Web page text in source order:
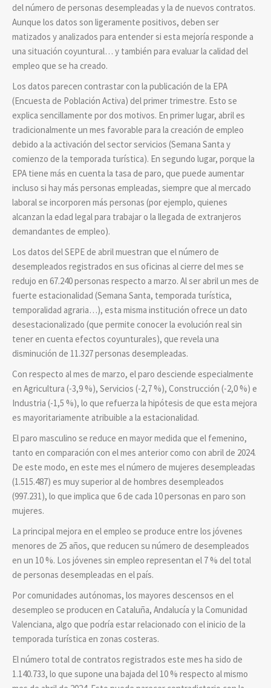
del número de personas desempleadas y la de nuevos contratos.
Aunque los datos son ligeramente positivos, deben ser
matizados y analizados para entender si esta mejoría responde a
una situación coyuntural… y también para evaluar la calidad del
empleo que se ha creado.
Los datos parecen contrastar con la publicación de la EPA
(Encuesta de Población Activa) del primer trimestre. Esto se
explica sencillamente por dos motivos. En primer lugar, abril es
tradicionalmente un mes favorable para la creación de empleo
debido a la activación del sector servicios (Semana Santa y
comienzo de la temporada turística). En segundo lugar, porque la
EPA tiene más en cuenta la tasa de paro, que puede aumentar
incluso si hay más personas empleadas, siempre que al mercado
laboral se incorporen más personas (por ejemplo, quienes
alcanzan la edad legal para trabajar o la llegada de extranjeros
demandantes de empleo).
Los datos del SEPE de abril muestran que el número de
desempleados registrados en sus oficinas al cierre del mes se
redujo en 67.240 personas respecto a marzo. Al ser abril un mes de
fuerte estacionalidad (Semana Santa, temporada turística,
temporalidad agraria…), esta misma institución ofrece un dato
desestacionalizado (que permite conocer la evolución real sin
tener en cuenta efectos coyunturales), que revela una
disminución de 11.327 personas desempleadas.
Con respecto al mes de marzo, el paro desciende especialmente
en Agricultura (-3,9 %), Servicios (-2,7 %), Construcción (-2,0 %) e
Industria (-1,5 %), lo que refuerza la hipótesis de que esta mejora
es mayoritariamente atribuible a la estacionalidad.
El paro masculino se reduce en mayor medida que el femenino,
tanto en comparación con el mes anterior como con abril de 2024.
De este modo, en este mes el número de mujeres desempleadas
(1.515.487) es muy superior al de hombres desempleados
(997.231), lo que implica que 6 de cada 10 personas en paro son
mujeres.
La principal mejora en el empleo se produce entre los jóvenes
menores de 25 años, que reducen su número de desempleados
en un 10 %. Los jóvenes sin empleo representan el 7 % del total
de personas desempleadas en el país.
Por comunidades autónomas, los mayores descensos en el
desempleo se producen en Cataluña, Andalucía y la Comunidad
Valenciana, algo que podría estar relacionado con el inicio de la
temporada turística en zonas costeras.
El número total de contratos registrados este mes ha sido de
1.140.733, lo que supone una bajada del 10 % respecto al mismo